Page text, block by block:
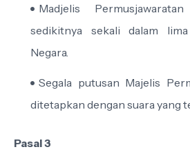
Madjelis
sedikitnya sekali dalam
Negara.
Segala putusan Majelis
ditetapkan dengan suara yang
Pasal 3